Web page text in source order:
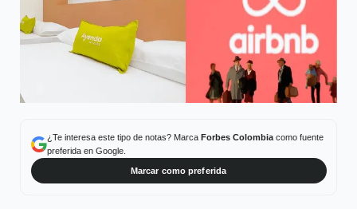
¿Te interesa este tipo de notas? Marca Forbes Colombiacomo fuente
preferida en Google.
Marcar como preferida